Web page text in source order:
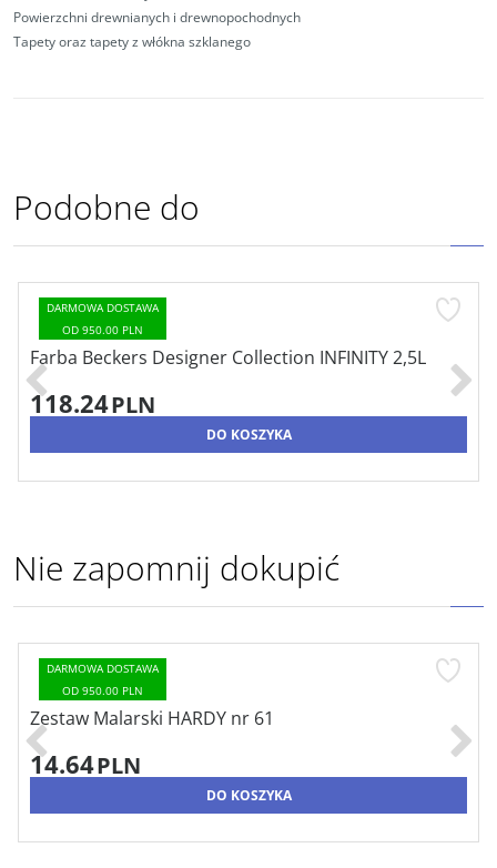
Powierzchni drewnianych i drewnopochodnych
Tapety oraz tapety z włókna szklanego
Podobne do
DARMOWA DOSTAWA
OD 950.00 PLN
Farba Beckers Designer Collection INFINITY 2,5L
118.24PLN
DO KOSZYKA
Nie zapomnij dokupić
DARMOWA DOSTAWA
OD 950.00 PLN
Zestaw Malarski HARDY nr 61
14.64PLN
DO KOSZYKA